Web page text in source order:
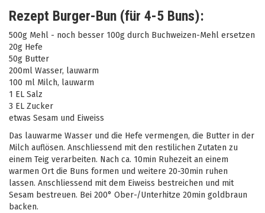
Rezept Burger-Bun (für 4-5 Buns):
500g Mehl - noch besser 100g durch Buchweizen-Mehl ersetzen
20g Hefe
50g Butter
200ml Wasser, lauwarm
100 ml Milch, lauwarm
1 EL Salz
3 EL Zucker
etwas Sesam und Eiweiss
Das lauwarme Wasser und die Hefe vermengen, die Butter in der
Milch auflösen. Anschliessend mit den restilichen Zutaten zu
einem Teig verarbeiten. Nach ca. 10min Ruhezeit an einem
warmen Ort die Buns formen und weitere 20-30min ruhen
lassen. Anschliessend mit dem Eiweiss bestreichen und mit
Sesam bestreuen. Bei 200° Ober-/Unterhitze 20min goldbraun
backen.